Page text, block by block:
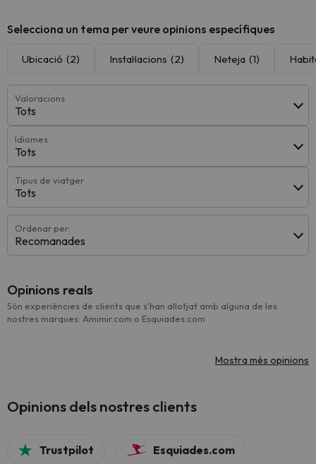
Selecciona un tema per veure opinions específiques
Ubicació (2) Instal·lacions (2) Neteja (1)
Valoracions
Tots
Idiomes
Tots
Tipus de viatger
Tots
Ordenar per:
Recomanades
Opinions reals
Són experiències de clients que s'han allotjat amb alguna de les
nostres marques: Amimir.com o Esquiades.com
Mostra més opinions
Opinions dels nostres clients
Trustpilot Esquiades.com